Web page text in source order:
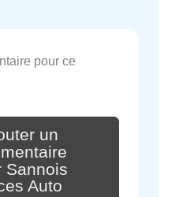
pour ce
un
Sannois
Auto